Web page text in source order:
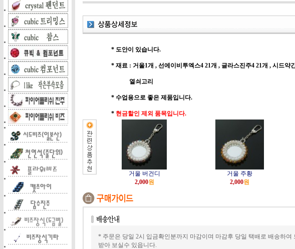
* 도안이 있습니다.
* 재료 : 거울1개 , 선에이비투엑스4 21개 , 글라스진주4 21개 , 시드약
열쇠고리
* 수업용으로 좋은 제품입니다.
* 현금할인 제외 품목입니다.
거울 버건디 거울 주황
2,000원 2,000원
* 주문은 당일 2시 입금확인분까지 마감이며 마감후 당일 택배로 배송하여
받아 보실수 있읍니다.